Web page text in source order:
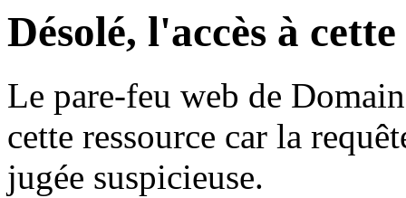
Désolé, l'accès à
Le pare-feu web de
cette ressource car la
jugée suspicieuse.